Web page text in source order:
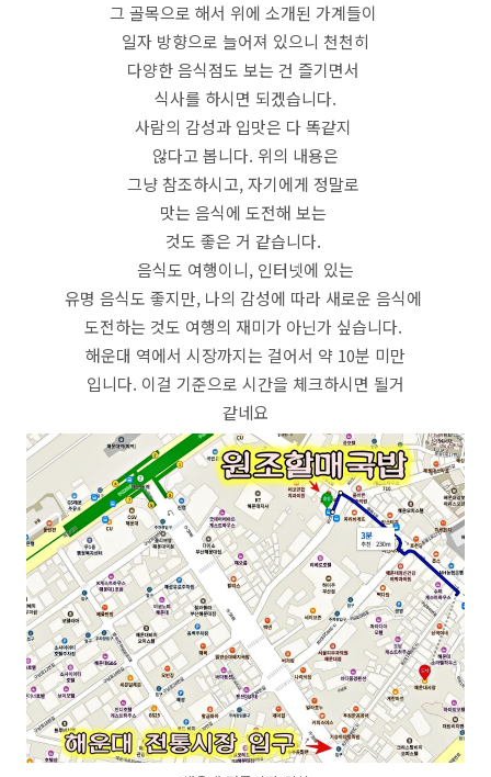
그 골목으로 해서 위에 소개된 가계들이
일자 방향으로 늘어져 있으니 천천히
다양한 음식점도 보는 건 즐기면서
식사를 하시면 되겠습니다.
사람의 감성과 입맛은 다 똑같지
않다고 봅니다. 위의 내용은
그냥 참조하시고, 자기에게 정말로
맛는 음식에 도전해 보는
것도 좋은 거 같습니다.
음식도 여행이니, 인터넷에 있는
유명 음식도 좋지만, 나의 감성에 따라 새로운 음식에
도전하는 것도 여행의 재미가 아닌가 싶습니다.
해운대 역에서 시장까지는 걸어서 약 10분 미만
입니다. 이걸 기준으로 시간을 체크하시면 될거
같네요